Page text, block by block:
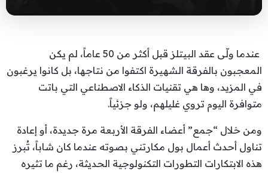
عندما ولّى عقد البيتلز قبل أكثر من 50 عاماً، لم يكن
المعجبون بالفرقة الشهيرة اكتفوا من نتاجها، بل كانوا يرغبون
في المزيد، وها هي تقنيات الذكاء الاصطناعي التي باتت
متوافرة اليوم تروي غليلهم، ولو جزئياً.
ومن خلال “جمع” أعضاء الفرقة الأربعة مرة جديدة، أو إعادة
تناول أحدث أعمال بول مكارتني بصوته عندما كان شاباً، تُبرز
هذه الابتكارات التطورات التكنولوجية الحديثة، رغم ما تثيره